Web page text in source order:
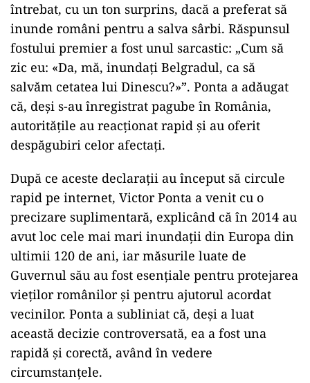
întrebat, cu un ton surprins, dacă a preferat să
inunde români pentru a salva sârbi. Răspunsul
fostului premier a fost unul sarcastic: „Cum să
zic eu: «Da, mă, inundați Belgradul, ca să
salvăm cetatea lui Dinescu?»”. Ponta a adăugat
că, deși s-au înregistrat pagube în România,
autoritățile au reacționat rapid și au oferit
despăgubiri celor afectați.
După ce aceste declarații au început să circule
rapid pe internet, Victor Ponta a venit cu o
precizare suplimentară, explicând că în 2014 au
avut loc cele mai mari inundații din Europa din
ultimii 120 de ani, iar măsurile luate de
Guvernul său au fost esențiale pentru protejarea
vieților românilor și pentru ajutorul acordat
vecinilor. Ponta a subliniat că, deși a luat
această decizie controversată, ea a fost una
rapidă și corectă, având în vedere
circumstanțele.